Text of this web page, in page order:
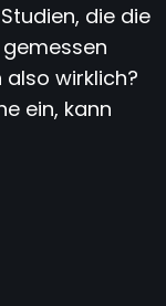
die die
wirklich?
ein, kann